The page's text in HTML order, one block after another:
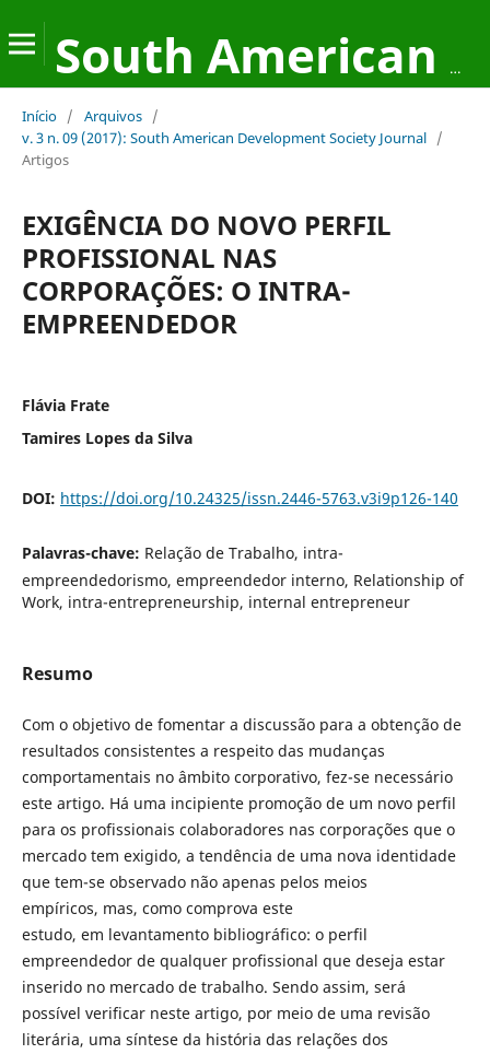
South American Development Society Journal
Início / Arquivos /
v. 3 n. 09 (2017): South American Development Society Journal /
Artigos
EXIGÊNCIA DO NOVO PERFIL
PROFISSIONAL NAS
CORPORAÇÕES: O INTRA-
EMPREENDEDOR
Flávia Frate
Tamires Lopes da Silva
DOI: https://doi.org/10.24325/issn.2446-5763.v3i9p126-140
Palavras-chave: Relação de Trabalho, intra-
empreendedorismo, empreendedor interno, Relationship of
Work, intra-entrepreneurship, internal entrepreneur
Resumo
Com o objetivo de fomentar a discussão para a obtenção de
resultados consistentes a respeito das mudanças
comportamentais no âmbito corporativo, fez-se necessário
este artigo. Há uma incipiente promoção de um novo perfil
para os profissionais colaboradores nas corporações que o
mercado tem exigido, a tendência de uma nova identidade
que tem-se observado não apenas pelos meios
empíricos, mas, como comprova este
estudo, em levantamento bibliográfico: o perfil
empreendedor de qualquer profissional que deseja estar
inserido no mercado de trabalho. Sendo assim, será
possível verificar neste artigo, por meio de uma revisão
literária, uma síntese da história das relações dos